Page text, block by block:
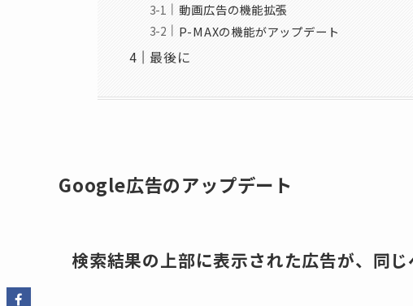
動画広告の機能拡張
P-MAXの機能がアップデート
最後に
Google広告のアップデート
検索結果の上部に表示された広告が、同